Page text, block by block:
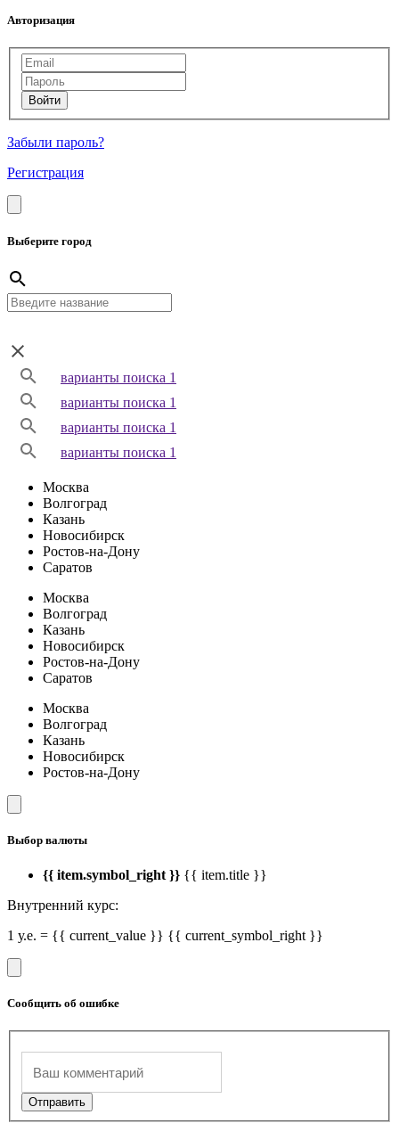
Авторизация
Забыли пароль?
Регистрация
Выберите город
варианты поиска 1
варианты поиска 1
варианты поиска 1
варианты поиска 1
Москва
Волгоград
Казань
Новосибирск
Ростов-на-Дону
Саратов
Москва
Волгоград
Казань
Новосибирск
Ростов-на-Дону
Саратов
Москва
Волгоград
Казань
Новосибирск
Ростов-на-Дону
Выбор валюты
{{ item.symbol_right }} {{ item.title }}
Внутренний курс:
1 у.е. = {{ current_value }} {{ current_symbol_right }}
Сообщить об ошибке